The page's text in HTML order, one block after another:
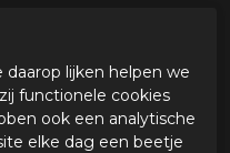
lijken helpen we
functionele cookies
ook een analytische
elke dag een beetje